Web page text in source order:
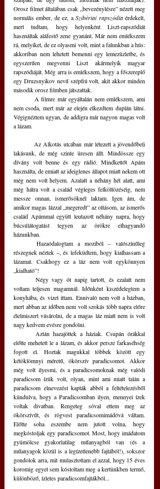
Orosz filmet általában csak „bevezénylésre” nézett meg
normális ember, de ez, a Szibériai rapszódia érdekelt,
mert tudtam, hogy helyenként Liszt-rapszódiát
használtak aláfestő zene gyanánt. Már nem emlékszem
rá, melyiket, de ez olyasmi volt, mint a falunkban a hús:
akkoriban nem lehetett bemenni egy lemezüzletbe, és
egyszerűen megvenni Liszt akármelyik magyar
rapszódiáját. Még arra is emlékszem, hogy a főszereplő
egy Druzsnyikov nevű szépfiú volt, akit akkor minden
második orosz filmben játszattak.
nem csoda, mert már az elején elkezdtem duplán látni.
Végignéztem ugyan, de addigra már nagyon magas volt
a lázam.
lakásunk, de még szinte üresen állt. Mindössze egy
dívány volt benne és egy rádió. Mindkettőt Apám
használta, de emiatt az ideiglenes állapot miatt nekem ott
még nem volt helyem. Azalatt a néhány hét alatt, ami
még hátra volt a család végleges felköltözéséig, nem
messze onnan, ismerősöknél laktam. Igen ám, de
amikor magas lázzal „megeredt” az oltásom, az ismerős
család Apámmal együtt leutazott néhány napra, hogy
búcsúlátogatást tegyen az örökre elhagyandó
házunkban.
részegnek néztek –, és lefeküdtem, hogy kialhassam a
lázamat. Csakhogy ez a láz nem volt egykönnyen
„kialható”!
voltam teljesen magamnál. Időnként kiszédelegtem a
konyhába, és vizet ittam. Ennivaló nem volt a házban,
mert abban az időben nem volt szokás több napra előre
élelmiszert vásárolni, de a magas láz miatt nem is volt
nagy kedvem evésre gondolni.
előtte mehetett le a lázam, és akkor persze farkaséhség
fogott el. Hoztak magukkal többek között egy
kétöklömnyi méretű, ökörszív paradicsomot. Akkor
még volt ilyesmi, és a paradicsomoknak még valódi
paradicsom ízük volt, olyan, mint ami miatt talán a
paradicsom elnevezést kapták abból a feltételezésből
kiindulva, hogy a Paradicsomban ilyen, mennyei ízek
voltak divatban. Rengeteg sóval ettem meg az
ökörszívűt, és rögvest paradicsomimádóvá váltam.
Előtte soha eszembe nem jutott volna, hogy
megkóstoljak egy paradicsomot. Most, hogy imádatom
gyümölcse gyakorlatilag műanyagból van (és a
műanyagok közül is a legízetlenebb fajtából!), sokszor
gondolok arra, mit mulasztottam el azzal, hogy 15 éves
koromig egyet sem kóstoltam meg a kertünkben termő,
különböző, ízletes paradicsomfajtákból...